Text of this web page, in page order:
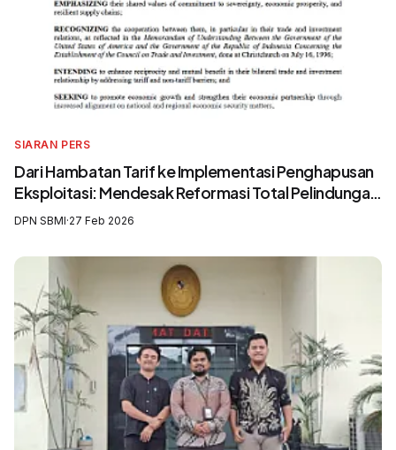
SIARAN PERS
Dari Hambatan Tarif ke Implementasi Penghapusan
Eksploitasi: Mendesak Reformasi Total Pelindungan
Awak Kapal Perikanan
DPN SBMI·27 Feb 2026